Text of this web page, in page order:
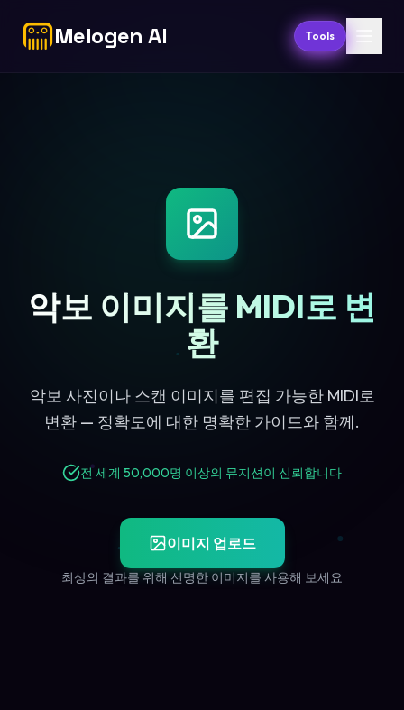
Melogen AI Tools
악보 이미지를 MIDI로 변
환
악보 사진이나 스캔 이미지를 편집 가능한 MIDI로
변환 — 정확도에 대한 명확한 가이드와 함께.
전 세계 50,000명 이상의 뮤지션이 신뢰합니다
이미지 업로드
최상의 결과를 위해 선명한 이미지를 사용해 보세요